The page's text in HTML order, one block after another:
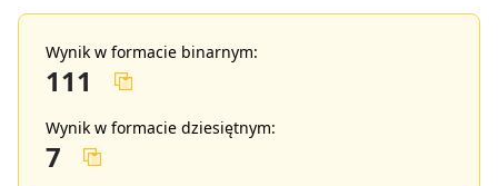
Wynik w formacie binarnym:
111
Wynik w formacie dziesiętnym:
7